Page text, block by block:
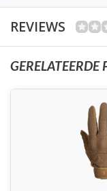
REVIEWS
GERELATEERDE